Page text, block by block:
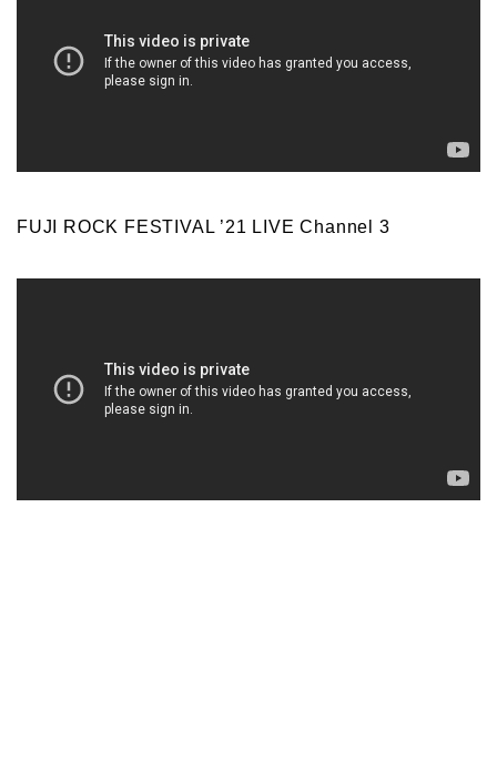
FUJI ROCK FESTIVAL ’21 LIVE Channel 3